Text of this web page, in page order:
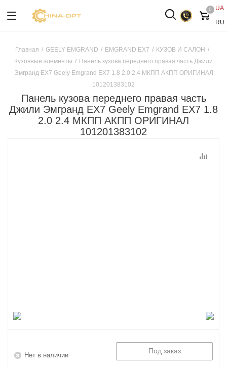
UA
RU
0
Главная / GEELY EMGRAND / EMGRAND EX7 / КУЗОВ И САЛОН /
Кузовные элементы / Панель кузова переднего правая часть Джили
Эмгранд ЕХ7 Geely Emgrand EX7 1.8 2.0 2.4 МКПП АКПП ОРИГИНАЛ
101201383102
Панель кузова переднего правая часть
Джили Эмгранд ЕХ7 Geely Emgrand EX7 1.8
2.0 2.4 МКПП АКПП ОРИГИНАЛ
101201383102
Нет в наличии
Под заказ